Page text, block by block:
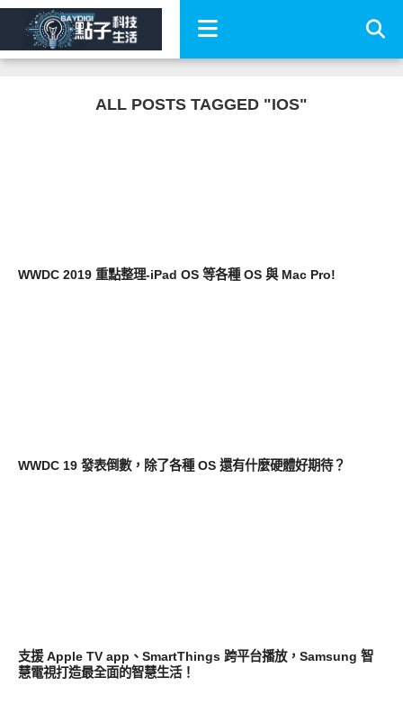
ALL POSTS TAGGED "IOS"
WWDC 2019 重點整理-iPad OS 等各種 OS 與 Mac Pro!
WWDC 19 發表倒數，除了各種 OS 還有什麼硬體好期待？
支援 Apple TV app、SmartThings 跨平台播放，Samsung 智
慧電視打造最全面的智慧生活！